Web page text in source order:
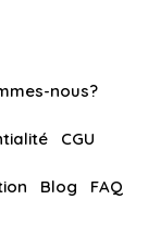
nous?
CGU
Blog FAQ